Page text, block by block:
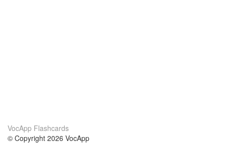
VocApp Flashcards
© Copyright 2026 VocApp